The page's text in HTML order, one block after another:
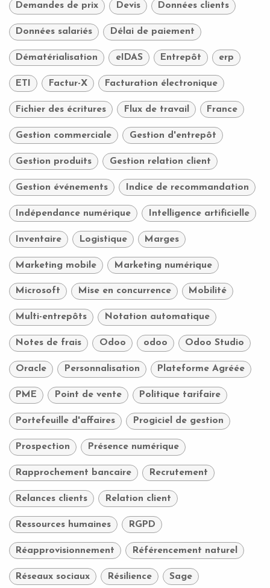
Demandes de prix Devis Données clients
Données salariés Délai de paiement
Dématérialisation eIDAS Entrepôt erp
ETI Factur-X Facturation électronique
Fichier des écritures Flux de travail France
Gestion commerciale Gestion d'entrepôt
Gestion produits Gestion relation client
Gestion événements Indice de recommandation
Indépendance numérique Intelligence artificielle
Inventaire Logistique Marges
Marketing mobile Marketing numérique
Microsoft Mise en concurrence Mobilité
Multi-entrepôts Notation automatique
Notes de frais Odoo odoo Odoo Studio
Oracle Personnalisation Plateforme Agréée
PME Point de vente Politique tarifaire
Portefeuille d'affaires Progiciel de gestion
Prospection Présence numérique
Rapprochement bancaire Recrutement
Relances clients Relation client
Ressources humaines RGPD
Réapprovisionnement Référencement naturel
Réseaux sociaux Résilience Sage